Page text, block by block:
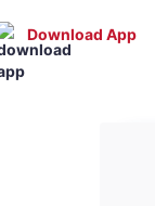
Download App